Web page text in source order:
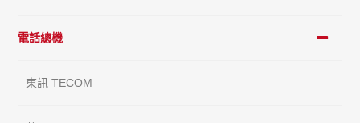
電話總機
東訊 TECOM